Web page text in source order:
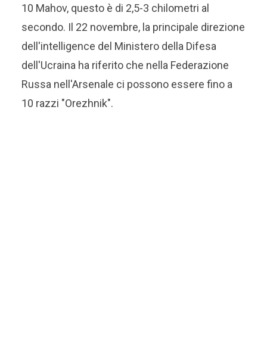
10 Mahov, questo è di 2,5-3 chilometri al
secondo. Il 22 novembre, la principale direzione
dell'intelligence del Ministero della Difesa
dell'Ucraina ha riferito che nella Federazione
Russa nell'Arsenale ci possono essere fino a
10 razzi "Orezhnik".